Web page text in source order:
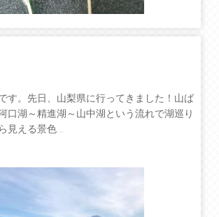
す。先日、山梨県に行ってきました！山ば
口湖～精進湖～山中湖という流れで湖巡り
見える景色...